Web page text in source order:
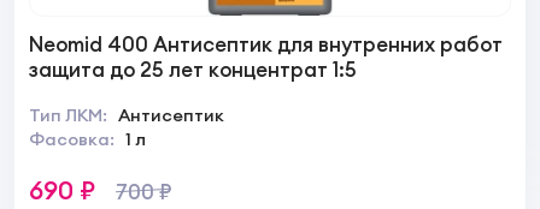
Neomid 400 Антисептик для внутренних работ
защита до 25 лет концентрат 1:5
Тип ЛКМ: Антисептик
Фасовка: 1 л
690 ₽ 700 ₽